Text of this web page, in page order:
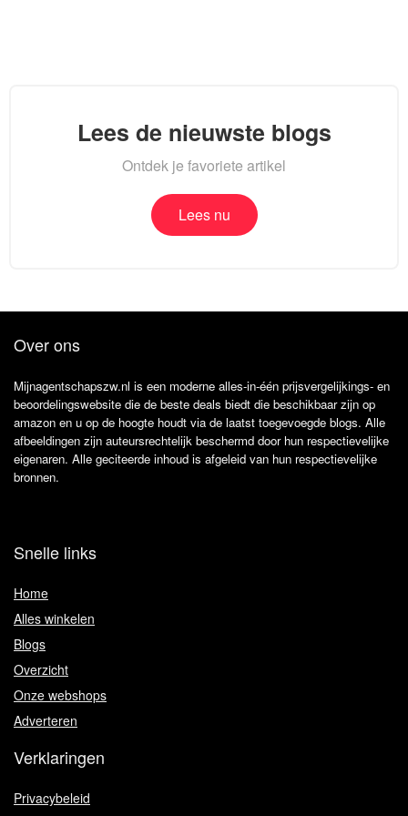
Lees de nieuwste blogs
Ontdek je favoriete artikel
Lees nu
Over ons
Mijnagentschapszw.nl is een moderne alles-in-één prijsvergelijkings- en
beoordelingswebsite die de beste deals biedt die beschikbaar zijn op
amazon en u op de hoogte houdt via de laatst toegevoegde blogs. Alle
afbeeldingen zijn auteursrechtelijk beschermd door hun respectievelijke
eigenaren. Alle geciteerde inhoud is afgeleid van hun respectievelijke
bronnen.
Snelle links
Home
Alles winkelen
Blogs
Overzicht
Onze webshops
Adverteren
Verklaringen
Privacybeleid